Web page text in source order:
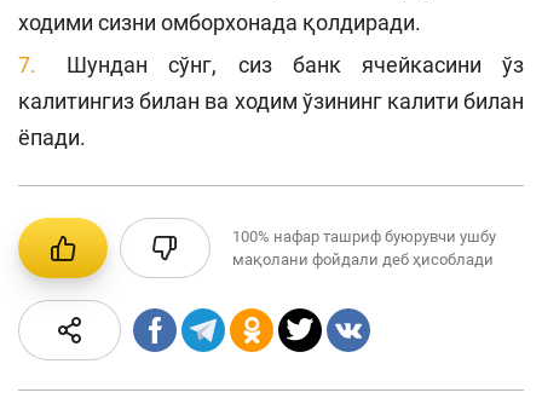
ходими сизни омборхонада қолдиради.
Шундан сўнг, сиз банк ячейкасини ўз
калитингиз билан ва ходим ўзининг калити билан
ёпади.
100% нафар ташриф буюрувчи ушбу
мақолани фойдали деб ҳисоблади